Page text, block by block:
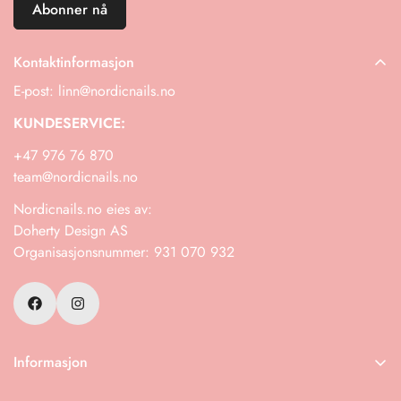
Abonner nå
Informasjon
Kontaktinformasjon
E-post: linn@nordicnails.no
KUNDESERVICE:
+47 976 76 870
team@nordicnails.no
Nordicnails.no eies av:
Doherty Design AS
Organisasjonsnummer: 931 070 932